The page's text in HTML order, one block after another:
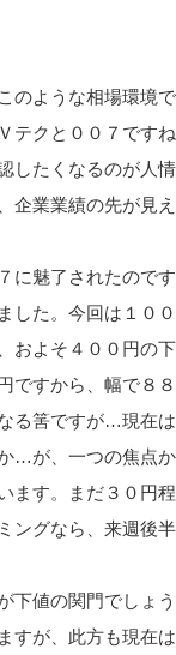
のような相場環境
テクと００７です
たくなるのが人
業業績の先が見え
に魅了されたので
した。今回は１０
およそ４００円の
ですから、幅で８
る筈ですが…現在
…が、一つの焦点
ます。まだ３０円
グなら、来週後
下値の関門でしょ
すが、此方も現在